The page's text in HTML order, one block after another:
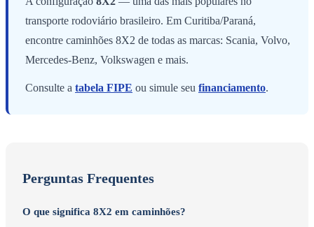
transporte rodoviário brasileiro. Em Curitiba/Paraná,
encontre caminhões 8X2 de todas as marcas: Scania, Volvo,
Mercedes-Benz, Volkswagen e mais.
Consulte a tabela FIPE ou simule seu financiamento.
Perguntas Frequentes
O que significa 8X2 em caminhões?